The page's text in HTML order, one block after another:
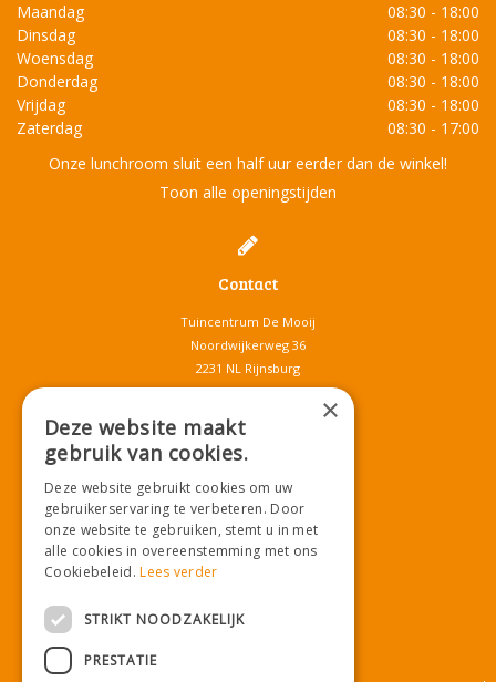
Maandag
08:30 - 18:00
Dinsdag
08:30 - 18:00
Woensdag
08:30 - 18:00
Donderdag
08:30 - 18:00
Vrijdag
08:30 - 18:00
Zaterdag
08:30 - 17:00
Onze lunchroom sluit een half uur eerder dan de winkel!
Toon alle openingstijden
Contact
Tuincentrum De Mooij
Noordwijkerweg 36
2231 NL Rijnsburg
T.071-4080959
info@tuincentrumdemooij.nl
Download onze App!
×
Deze website maakt
gebruik van cookies.
Deze website gebruikt cookies om uw
gebruikerservaring te verbeteren. Door
onze website te gebruiken, stemt u in met
alle cookies in overeenstemming met ons
Cookiebeleid.Lees verder
STRIKT NOODZAKELIJK
PRESTATIE